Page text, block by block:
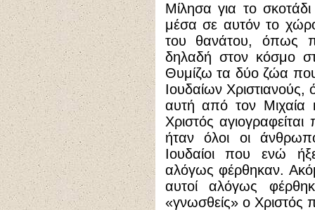
Μίλησα για το
μέσα σε αυτόν το
του θανάτου, όπως
δηλαδή στον κόσμο
Θυμίζω τα δύο ζώα
Ιουδαίων Χριστιανούς,
αυτή από τον
Χριστός
ήταν όλοι οι
Ιουδαίοι που ενώ
αλόγως φέρθηκαν.
αυτοί αλόγως
«γνωσθείς» ο Χριστός